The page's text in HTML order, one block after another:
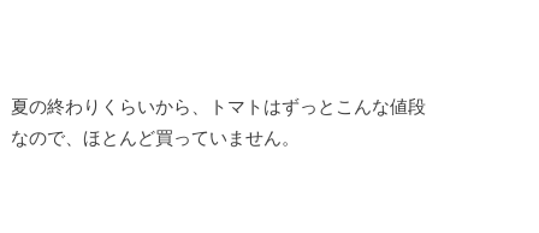
夏の終わりくらいから、トマトはずっとこんな値段
なので、ほとんど買っていません。